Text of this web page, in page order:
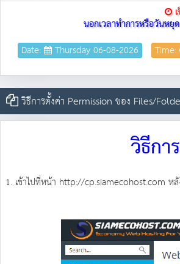
นอกเวลาทำการหรือวันห
Date: Thursday 06-08-2026 Time:
วิธีการตั้งค่า Permission ของ Files/
วิธีก
1. เข้าไปที่หน้า http://cp.siamecohost.com ห